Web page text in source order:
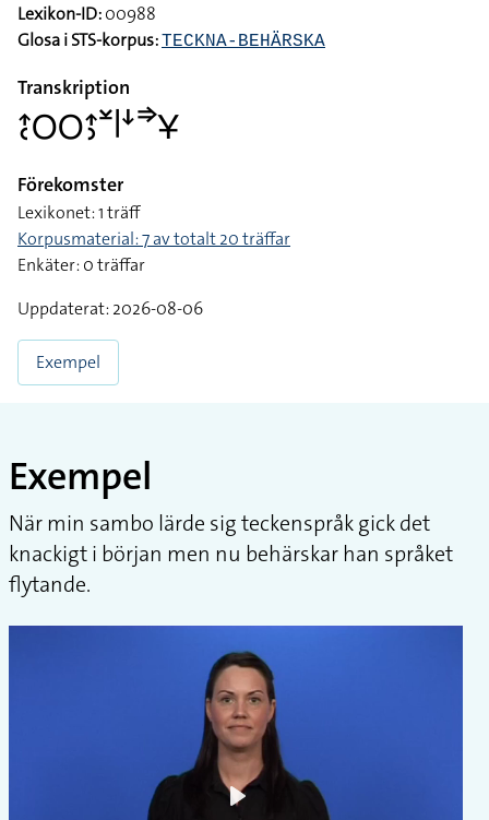
Lexikon-ID:00988
Glosa i STS-korpus:TECKNA-BEHÄRSKA
Transkription
􌤴􌥗􌥆􌥆􌤴􌤶􌥸􌥼􌦄􌦆􌥃
Förekomster
Lexikonet: 1 träff
Korpusmaterial: 7 av totalt 20 träffar
Enkäter: 0 träffar
Uppdaterat: 2026-08-06
Exempel
Exempel
När min sambo lärde sig teckenspråk gick det
knackigt i början men nu behärskar han språket
flytande.